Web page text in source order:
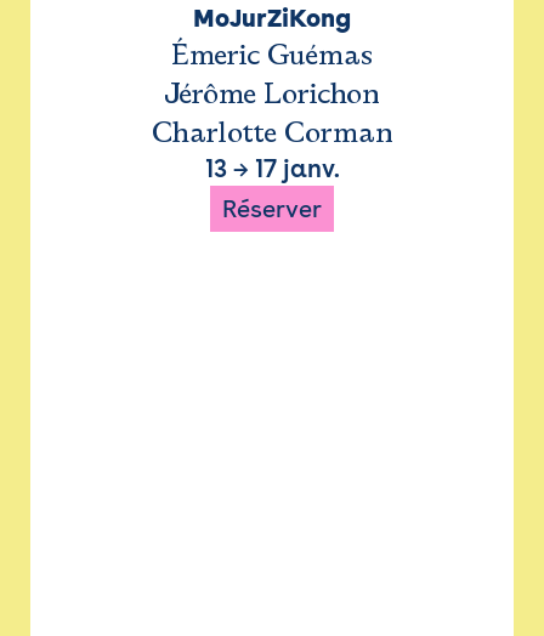
MoJurZiKong
Émeric Guémas
Jérôme Lorichon
Charlotte Corman
13→ 17 janv.
Réserver